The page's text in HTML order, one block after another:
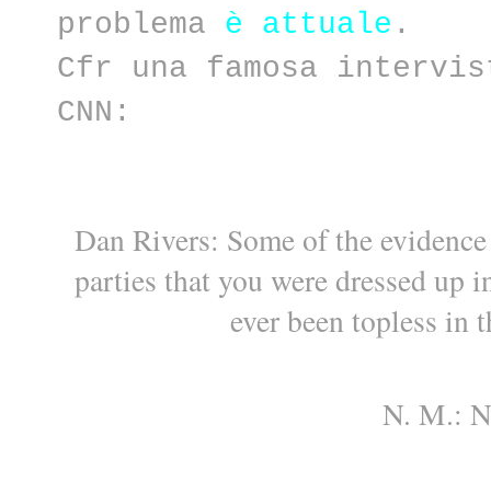
problema è attuale .
Cfr una famosa
CNN:
Dan Rivers: Some of the
parties that you were dressed
ever been topless in
N. M.: